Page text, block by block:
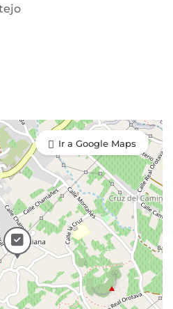
Ir a Google Maps